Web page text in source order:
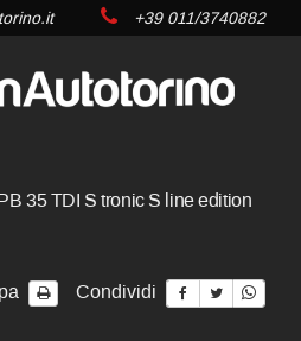
+39 011/3740882
35 TDI S tronic S line edition
Condividi